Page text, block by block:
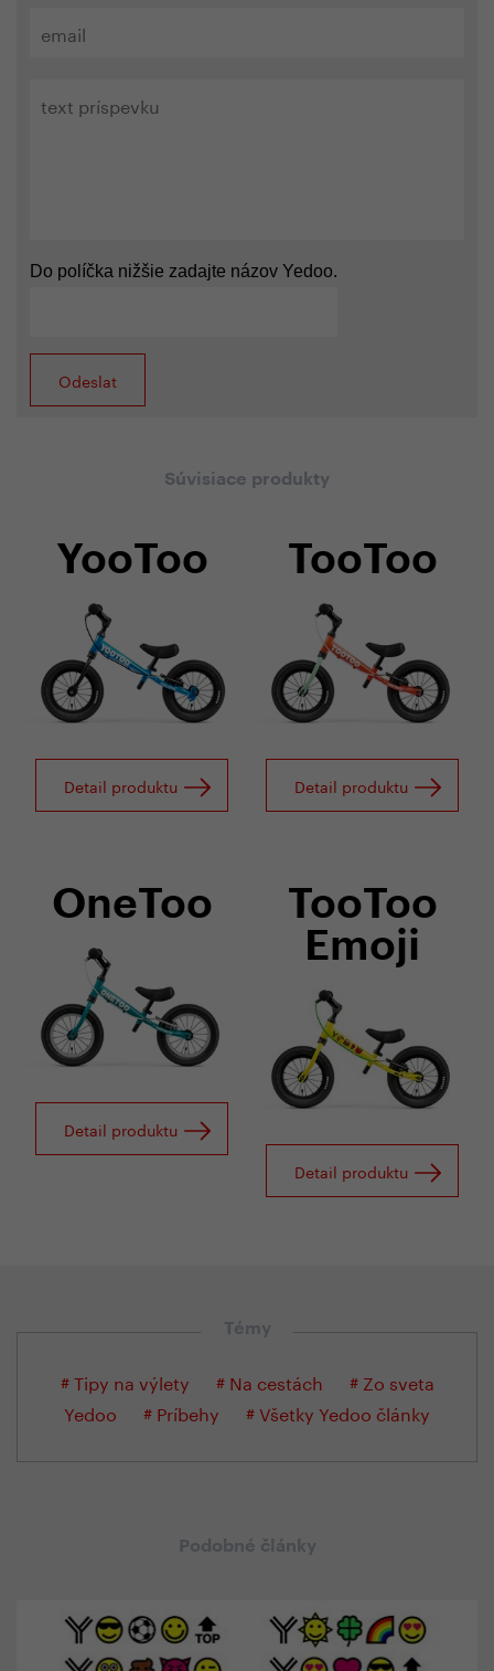
Do políčka nižšie zadajte názov Yedoo.
Súvisiace produkty
YooToo
Detail produktu
TooToo
Detail produktu
OneToo
Detail produktu
TooToo
Emoji
Detail produktu
Témy
# Tipy na výlety # Na cestách
# Zo sveta
Yedoo
# Príbehy # Všetky Yedoo články
Podobné články